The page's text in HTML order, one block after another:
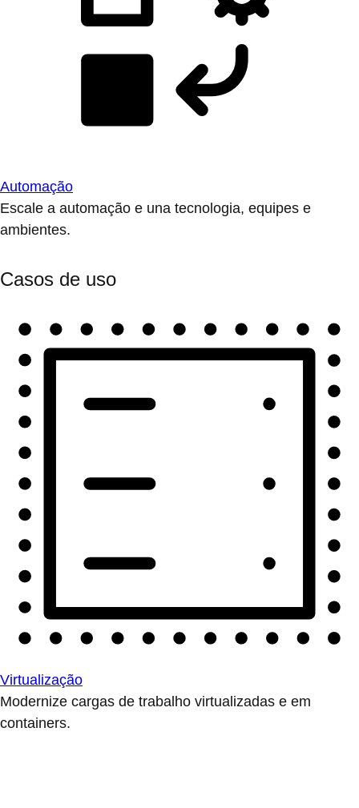
Automação
Escale a automação e una tecnologia, equipes e
ambientes.
Casos de uso
Virtualização
Modernize cargas de trabalho virtualizadas e em
containers.